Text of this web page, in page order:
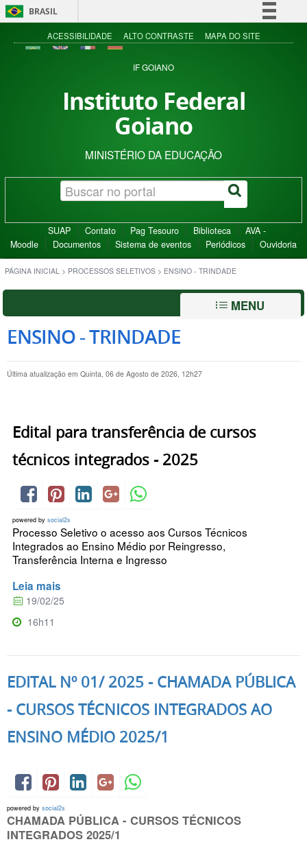
BRASIL
Simplifique!
Acesso à informação
ACESSIBILIDADE ALTO CONTRASTE MAPA DO SITE
IF GOIANO
Instituto Federal
Goiano
MINISTÉRIO DA EDUCAÇÃO
SUAP Contato Pag Tesouro Biblioteca
AVA -
Moodle
Documentos Sistema de eventos Periódicos Ouvidoria
PÁGINA INICIAL > PROCESSOS SELETIVOS > ENSINO - TRINDADE
MENU
ENSINO - TRINDADE
Última atualização em Quinta, 06 de Agosto de 2026, 12h27
Edital para transferência de cursos
técnicos integrados - 2025
powered by social2s
Processo Seletivo o acesso aos Cursos Técnicos
Integrados ao Ensino Médio por Reingresso,
Transferência Interna e Ingresso
Leia mais
19/02/25
16h11
EDITAL Nº 01/ 2025 - CHAMADA PÚBLICA
- CURSOS TÉCNICOS INTEGRADOS AO
ENSINO MÉDIO 2025/1
powered by social2s
CHAMADA PÚBLICA - CURSOS TÉCNICOS
INTEGRADOS 2025/1